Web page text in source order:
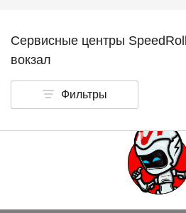
Сервисные центры
вокзал
Фильтры